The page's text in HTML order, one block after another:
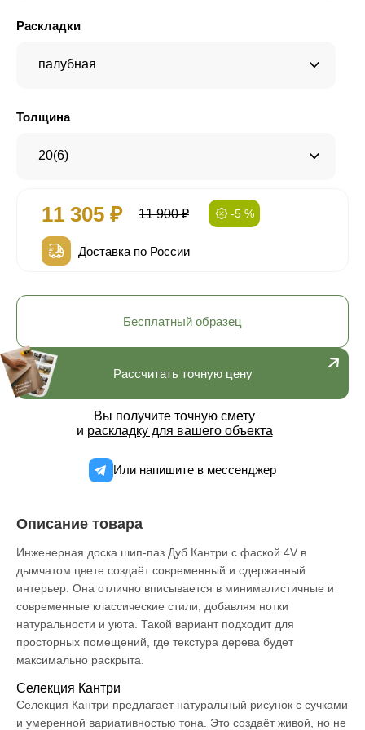
Раскладки
палубная
Толщина
20(6)
11 305 ₽ 11 900 ₽ -5 %
Доставка по России
Рассчитать точную цену
Вы получите точную смету
и раскладку для вашего объекта
Или напишите в мессенджер
Бесплатный образец
Описание товара
Инженерная доска шип-паз Дуб Кантри с фаской 4V в
дымчатом цвете создаёт современный и сдержанный
интерьер. Она отлично вписывается в минималистичные и
современные классические стили, добавляя нотки
натуральности и уюта. Такой вариант подходит для
просторных помещений, где текстура дерева будет
максимально раскрыта.
Селекция Кантри
Селекция Кантри предлагает натуральный рисунок с сучками
и умеренной вариативностью тона. Это создаёт живой, но не